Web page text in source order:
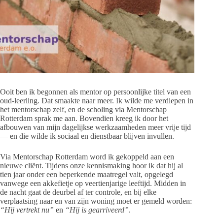
Ooit ben ik begonnen als mentor op persoonlijke titel van een
oud-leerling. Dat smaakte naar meer. Ik wilde me verdiepen in
het mentorschap zelf, en de scholing via Mentorschap
Rotterdam sprak me aan. Bovendien kreeg ik door het
afbouwen van mijn dagelijkse werkzaamheden meer vrije tijd
— en die wilde ik sociaal en dienstbaar blijven invullen.
Via Mentorschap Rotterdam word ik gekoppeld aan een
nieuwe cliënt. Tijdens onze kennismaking hoor ik dat hij al
tien jaar onder een beperkende maatregel valt, opgelegd
vanwege een akkefietje op veertienjarige leeftijd. Midden in
de nacht gaat de deurbel af ter controle, en bij elke
verplaatsing naar en van zijn woning moet er gemeld worden:
“Hij vertrekt nu” en “Hij is gearriveerd”.